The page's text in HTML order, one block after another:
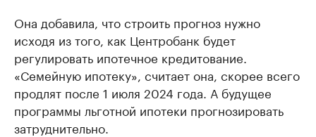
Она добавила, что строить прогноз нужно
исходя из того, как Центробанк будет
регулировать ипотечное кредитование.
«Семейную ипотеку», считает она, скорее всего
продлят после 1 июля 2024 года. А будущее
программы льготной ипотеки прогнозировать
затруднительно.